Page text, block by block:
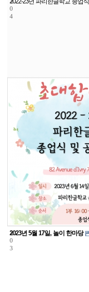
0
4
3
0
3
2023년 5월 17일, 놀이 한마당